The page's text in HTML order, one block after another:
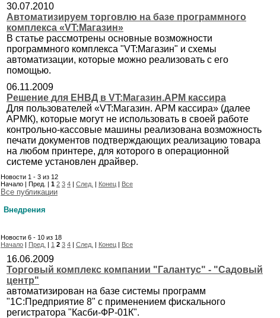
30.07.2010
Автоматизируем торговлю на базе программного
комплекса «VT:Магазин»
В статье рассмотрены основные возможности
программного комплекса "VT:Магазин" и схемы
автоматизации, которые можно реализовать с его
помощью.
06.11.2009
Решение для ЕНВД в VT:Магазин.АРМ кассира
Для пользователей «VT:Магазин. АРМ кассира» (далее
АРМК), которые могут не использовать в своей работе
контрольно-кассовые машины реализована возможность
печати документов подтверждающих реализацию товара
на любом принтере, для которого в операционной
системе установлен драйвер.
Новости 1 - 3 из 12
Начало | Пред. | 1 2 3 4 | След. | Конец | Все
Все публикации
Внедрения
Новости 6 - 10 из 18
Начало | Пред. | 1 2 3 4 | След. | Конец | Все
16.06.2009
Торговый комплекс компании "Галантус" - "Садовый
центр"
автоматизирован на базе системы программ
"1С:Предприятие 8" с применением фискального
регистратора "Касби-ФР-01К".